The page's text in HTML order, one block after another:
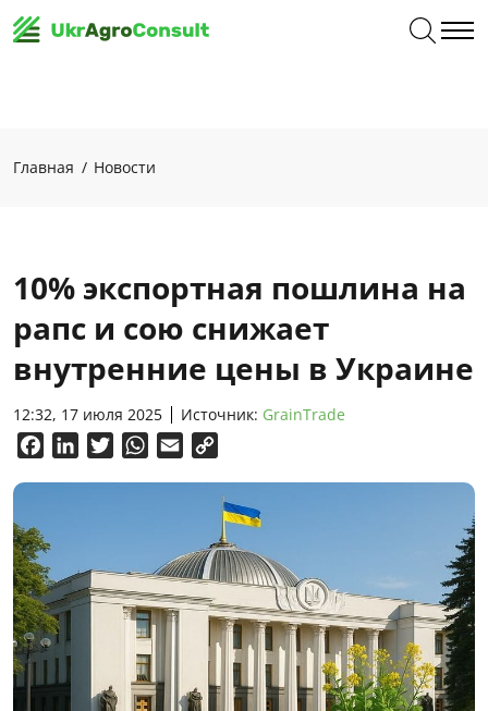
Главная Новости
10% экспортная пошлина на
рапс и сою снижает
внутренние цены в Украине
12:32, 17 июля 2025 Источник: GrainTrade
FacebookLinkedInTwitterWhatsApp
Email